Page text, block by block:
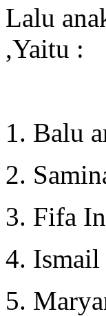
Lalu
,Yaitu :
1. Balu
2.
3. Fifa
4. Ismail
5.